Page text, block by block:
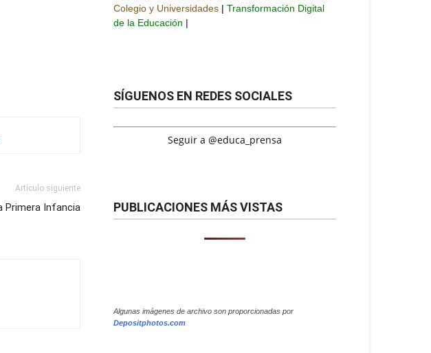
Artículo siguiente
Primera Infancia
Colegio y Universidades | Transformación Digital
de la Educación |
SÍGUENOS EN REDES SOCIALES
Seguir a @educa_prensa
PUBLICACIONES MÁS VISTAS
Algunas imágenes de archivo son proporcionadas por
Depositphotos.com